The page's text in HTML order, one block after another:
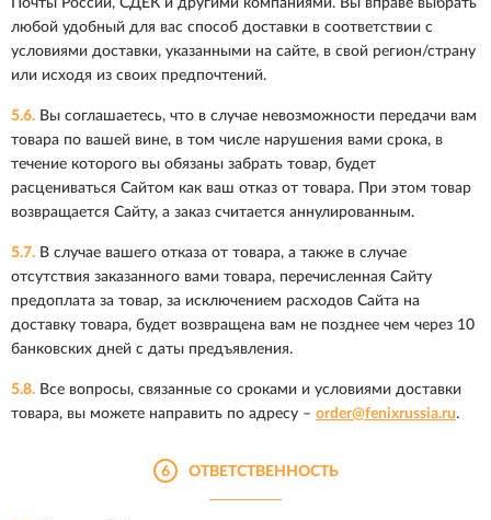
Почты России, СДЕК и другими компаниями. Вы вправе выбрать
любой удобный для вас способ доставки в соответствии с
условиями доставки, указанными на сайте, в свой регион/страну
или исходя из своих предпочтений.
5.6. Вы соглашаетесь, что в случае невозможности передачи вам
товара по вашей вине, в том числе нарушения вами срока, в
течение которого вы обязаны забрать товар, будет
расцениваться Сайтом как ваш отказ от товара. При этом товар
возвращается Сайту, а заказ считается аннулированным.
5.7. В случае вашего отказа от товара, а также в случае
отсутствия заказанного вами товара, перечисленная Сайту
предоплата за товар, за исключением расходов Сайта на
доставку товара, будет возвращена вам не позднее чем через 10
банковских дней с даты предъявления.
5.8. Все вопросы, связанные со сроками и условиями доставки
товара, вы можете направить по адресу – order@fenixrussia.ru.
6 ОТВЕТСТВЕННОСТЬ